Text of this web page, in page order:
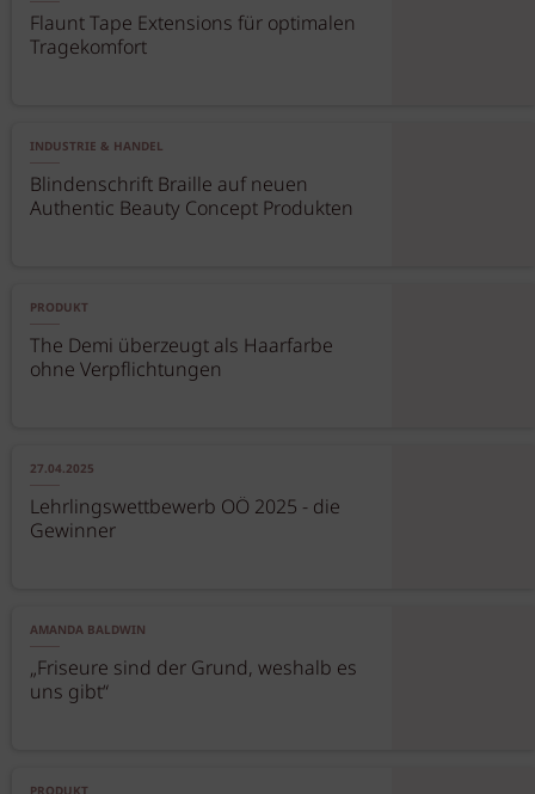
Flaunt Tape Extensions für optimalen
Tragekomfort
INDUSTRIE & HANDEL
Blindenschrift Braille auf neuen
Authentic Beauty Concept Produkten
PRODUKT
The Demi überzeugt als Haarfarbe
ohne Verpflichtungen
27.04.2025
Lehrlingswettbewerb OÖ 2025 - die
Gewinner
AMANDA BALDWIN
„Friseure sind der Grund, weshalb es
uns gibt“